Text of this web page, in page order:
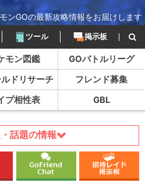
ンGOの最新攻略情報をお届けします
ツール 掲示板
モン図鑑
GOバトルリーグ
ドリサーチ
フレンド募集
プ相性表 GBL
話題の情報